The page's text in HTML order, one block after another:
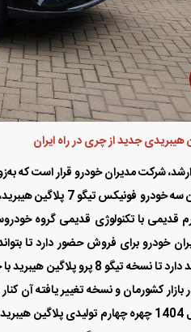
جدید از چری در راه ایران
خودرو برای فروش حضور دارد تا
مدیران خودرو قصد دارد تا
کشورمان و نسخه تغییر یافته آن